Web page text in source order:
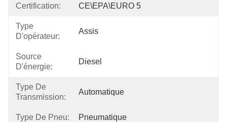
Certification: CE\EPA\EURO 5
Type
D'opérateur:
Assis
Source
D'énergie:
Diesel
Type De
Transmission:
Automatique
Type De Pneu: Pneumatique